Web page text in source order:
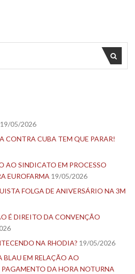
19/05/2026
CONTRA CUBA TEM QUE PARAR!
AO SINDICATO EM PROCESSO
EUROFARMA 19/05/2026
FOLGA DE ANIVERSÁRIO NA 3M
É DIREITO DA CONVENÇÃO
NA RHODIA? 19/05/2026
BLAU EM RELAÇÃO AO
DA HORA NOTURNA